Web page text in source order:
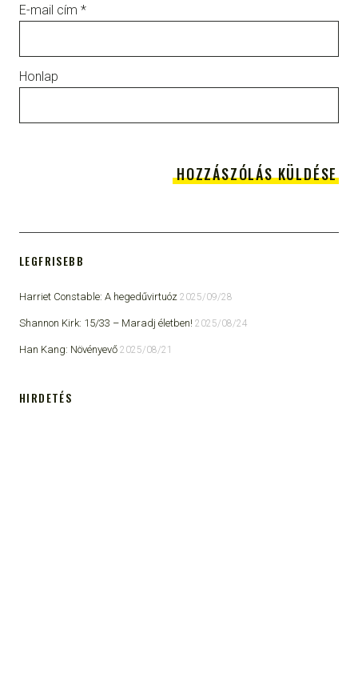
E-mail cím *
Honlap
LEGFRISEBB
Harriet Constable: A hegedűvirtuóz 2025/09/28
Shannon Kirk: 15/33 ​– Maradj életben! 2025/08/24
Han Kang: Növényevő 2025/08/21
HIRDETÉS